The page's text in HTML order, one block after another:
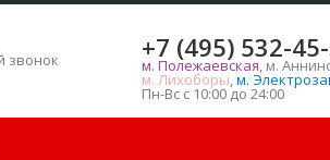
звонок +7 (495) 532-
м. Полежаевская, м.
м. Лихоборы,м.
Пн-Вс с 10:00 до 24:00